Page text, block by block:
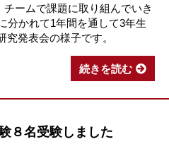
ームで課題に取り組んでいき
分かれて1年間を通して3年生
発表会の様子です。
続きを読む
８名受験しました